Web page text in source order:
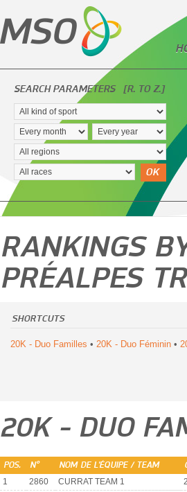
SEARCH PARAMETERS [R. TO Z.]
OK
RANKINGS
PRÉALPES
SHORTCUTS
20K - Duo Familles • 20K - Duo Féminin •
20K - DUO
POS. N° NOM DE L'ÉQUIPE / TEAM
1 2860 CURRAT TEAM 1